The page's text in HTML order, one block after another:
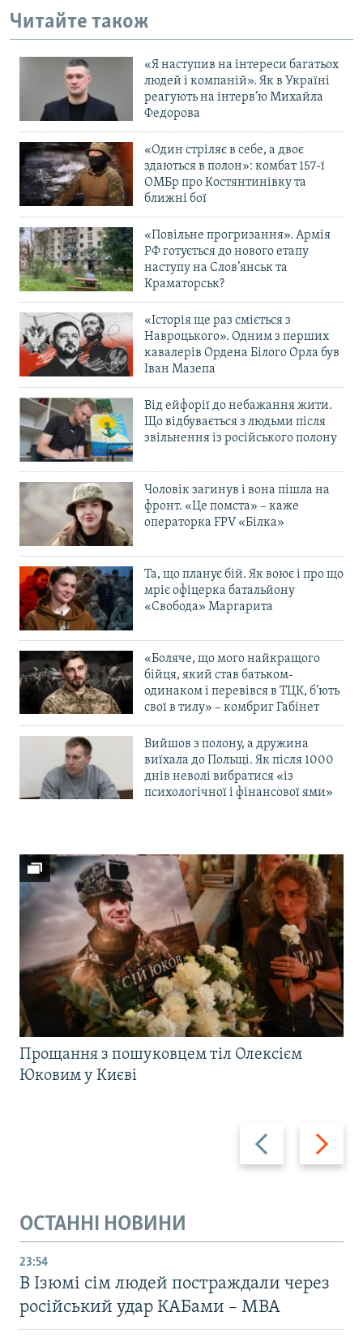
Читайте також
«Я наступив на інтереси багатьох
людей і компаній». Як в Україні
реагують на інтерв’ю Михайла
Федорова
«Один стріляє в себе, а двоє
здаються в полон»: комбат 157-ї
ОМБр про Костянтинівку та
ближні бої
«Повільне прогризання». Армія
РФ готується до нового етапу
наступу на Слов’янськ та
Краматорськ?
«Історія ще раз сміється з
Навроцького». Одним з перших
кавалерів Ордена Білого Орла був
Іван Мазепа
Від ейфорії до небажання жити.
Що відбувається з людьми після
звільнення із російського полону
Чоловік загинув і вона пішла на
фронт. «Це помста» – каже
операторка FPV «Білка»
Та, що планує бій. Як воює і про що
мріє офіцерка батальйону
«Свобода» Маргарита
«Боляче, що мого найкращого
бійця, який став батьком-
одинаком і перевівся в ТЦК, б’ють
свої в тилу» – комбриг Габінет
Вийшов з полону, а дружина
виїхала до Польщі. Як після 1000
днів неволі вибратися «із
психологічної і фінансової ями»
Назад Вперед
Прощання з пошуковцем тіл Олексієм
Юковим у Києві
ОСТАННІ НОВИНИ
23:54
В Ізюмі сім людей постраждали через
російський удар КАБами – МВА